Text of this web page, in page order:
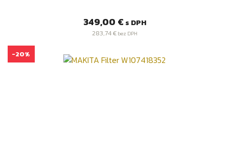
Cena
349,00 € s DPH
283,74 €bez DPH
-20%